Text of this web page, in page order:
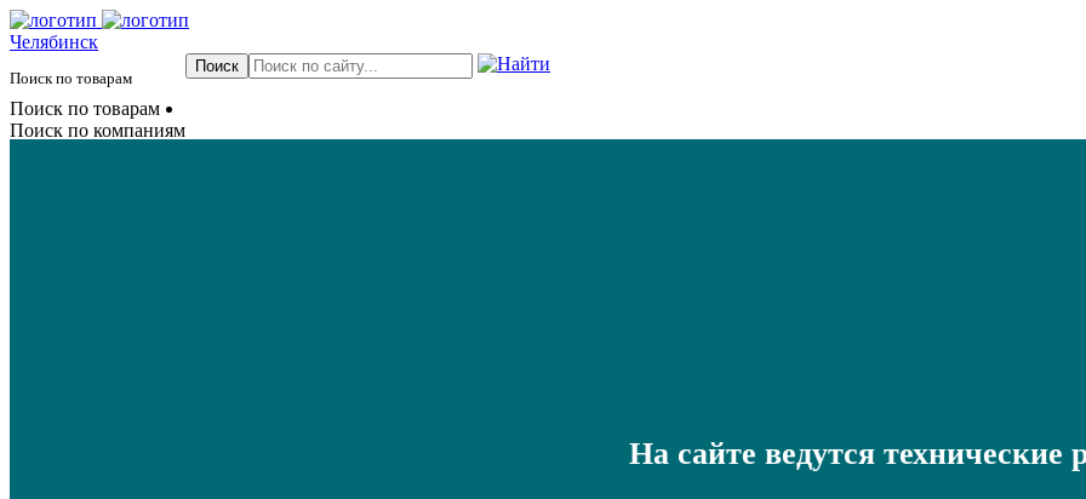
Челябинск
Поиск по товарам
Поиск по товарам
Поиск по компаниям
На сайте ведутся технические